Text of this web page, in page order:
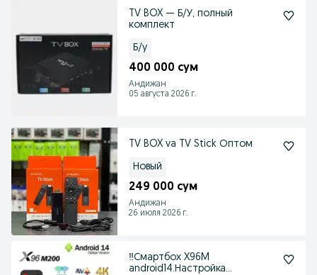
TV BOX — Б/У, полный
комплект
Б/у
400 000 сум
Андижан
05 августа 2026 г.
TV BOX va TV Stick Оптом
Новый
249 000 сум
Андижан
26 июля 2026 г.
‼️Смартбох X96M
android14.Настройка